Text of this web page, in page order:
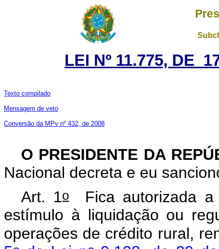
LEI Nº 11.775, DE
Texto compilado
Mensagem de veto
Conversão da MPv nº 432, de 2008
O PRESIDENTE DA
Nacional decreta e eu
Art. 1oFica autorizada a
estímulo à liquidação ou
operações de crédito rural,